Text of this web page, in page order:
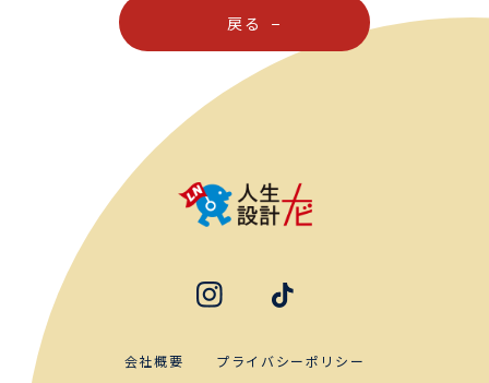
戻る
会社概要 プライバシーポリシー